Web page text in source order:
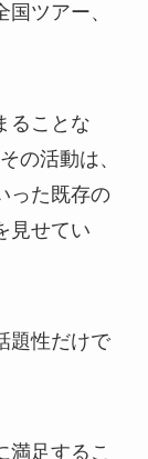
ツアー、
ることな
の活動は、
った既存の
見せてい
題性だけで
満足するこ